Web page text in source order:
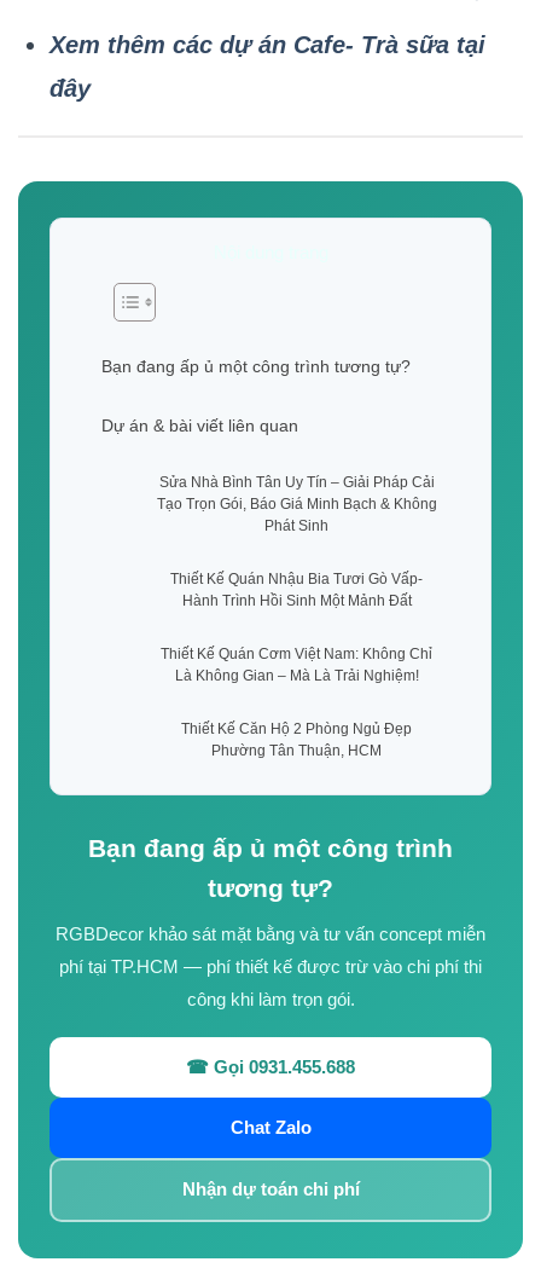
Xem thêm các dự án Cafe- Trà sữa tại
đây
Bạn đang ấp ủ một công trình tương tự?
Dự án & bài viết liên quan
Sửa Nhà Bình Tân Uy Tín – Giải Pháp Cải
Tạo Trọn Gói, Báo Giá Minh Bạch & Không
Phát Sinh
Thiết Kế Quán Nhậu Bia Tươi Gò Vấp-
Hành Trình Hồi Sinh Một Mảnh Đất
Thiết Kế Quán Cơm Việt Nam: Không Chỉ
Là Không Gian – Mà Là Trải Nghiệm!
Thiết Kế Căn Hộ 2 Phòng Ngủ Đẹp
Phường Tân Thuận, HCM
Bạn đang ấp ủ một công trình
tương tự?
RGBDecor khảo sát mặt bằng và tư vấn concept miễn
phí tại TP.HCM — phí thiết kế được trừ vào chi phí thi
công khi làm trọn gói.
☎ Gọi 0931.455.688
Chat Zalo
Nhận dự toán chi phí